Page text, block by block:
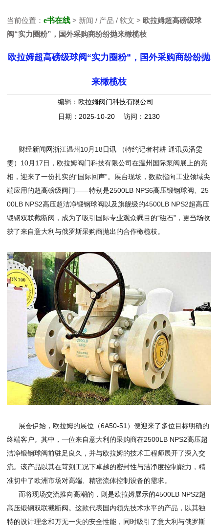
当前位置：e书在线 > 新闻 / 产品 / 软文 > 欧拉姆超高磅级球
阀“实力圈粉”，国外采购商纷纷抛来橄榄枝
欧拉姆超高磅级球阀“实力圈粉”，国外采购商纷纷抛
来橄榄枝
编辑：欧拉姆阀门科技有限公司
日期：2025-10-20 访问：2130
财经新闻网浙江温州10月18日讯 （特约记者村耕 通讯员潘雯
雯）10月17日，欧拉姆阀门科技有限公司在温州国际泵阀展上的亮
相，迎来了一份扎实的“国际回声”。展台现场，数款指向工业领域尖
端应用的超高磅级阀门——特别是2500LB NPS6高压锻钢球阀、25
00LB NPS2高压超洁净锻钢球阀以及旗舰级的4500LB NPS2超高压
锻钢双联截断阀，成为了吸引国际专业观众瞩目的“磁石”，更当场收
获了来自意大利与俄罗斯采购商抛出的合作橄榄枝。
展会伊始，欧拉姆的展位（6A50-51）便迎来了多位目标明确的
终端客户。其中，一位来自意大利的采购商在2500LB NPS2高压超
洁净锻钢球阀前驻足良久，并与欧拉姆的技术工程师展开了深入交
流。该产品以其在苛刻工况下卓越的密封性与洁净度控制能力，精
准切中了欧洲市场对高端、精密流体控制设备的需求。
而将现场交流推向高潮的，则是欧拉姆展示的4500LB NPS2超
高压锻钢双联截断阀。这款代表国内领先技术水平的产品，以其独
特的设计理念和万无一失的安全性能，同时吸引了意大利与俄罗斯